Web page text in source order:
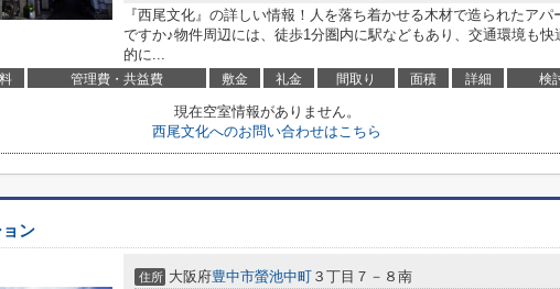
『西尾文化』の詳しい情報！人を落ち着かせる木材で造られたアパ
ですか♪物件周辺には、徒歩1分圏内に駅などもあり、交通環境も快
的に...
管理費・共益費 敷金 礼金 間取り 面積 詳細 検
現在空室情報がありません。
西尾文化へのお問い合わせはこちら
ン
住所 大阪府豊中市螢池中町 ３丁目７－８南